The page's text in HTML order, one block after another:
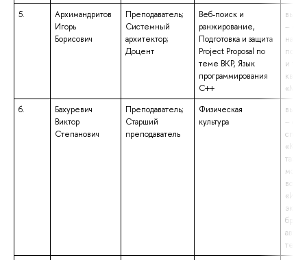
5.
Архимандритов
Игорь
Борисович
Преподаватель;
Системный
архитектор;
Доцент
Веб-поиск и
ранжирование,
Подготовка и защита
Project Proposal по
теме ВКР, Язык
программирования
C++
–
и
6.
Бахуревич
Виктор
Степанович
Преподаватель;
Старший
преподаватель
Физическая
культура
–